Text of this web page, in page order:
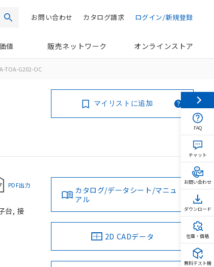
検索 ログイン/新規登録
カタログ請求
お問い合わせ
値 販売ネットワーク オンラインストア
TOA-G202-OC
マイリストに追加
PDF出力
台, 接
カタログ/データシート/マニュ
アル
2D CADデータ
FAQ
チャット
お問い合わせ
ダウンロード
在庫・価格
無料テスト機